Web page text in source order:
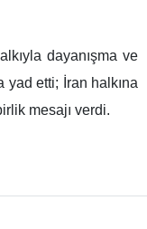
dayanışma ve
etti; İran halkına
mesajı verdi.